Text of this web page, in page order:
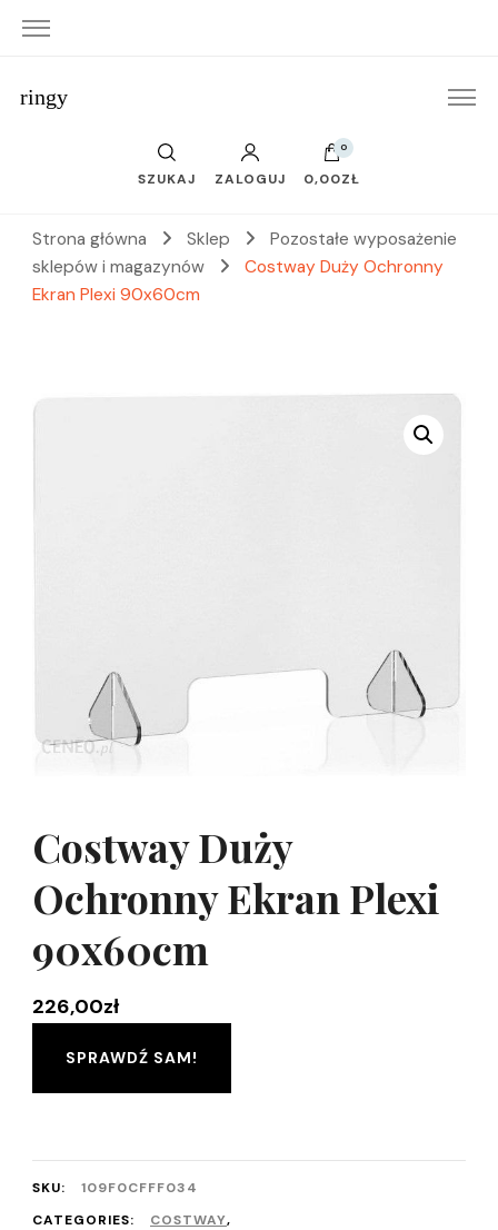
ringy
SZUKAJ ZALOGUJ
0
0,00ZŁ
Strona główna Sklep
Pozostałe wyposażenie
sklepów i magazynów
Costway Duży Ochronny
Ekran Plexi 90x60cm
Costway Duży
Ochronny Ekran Plexi
90x60cm
226,00zł
SPRAWDŹ SAM!
SKU:
109F0CFFF034
CATEGORIES:
COSTWAY,